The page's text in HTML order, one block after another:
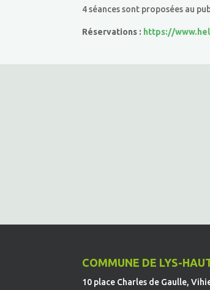
4 séances sont proposées au
Réservations : https://
COMMUNE DE LYS-
10 place Charles de Gaulle,